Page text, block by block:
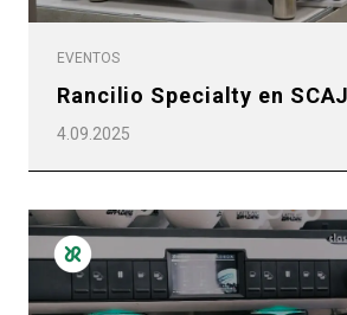
EVENTOS
Rancilio Specialty en
4.09.2025